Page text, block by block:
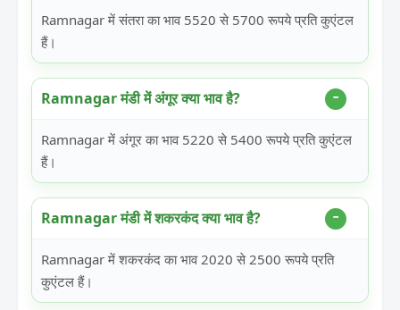
Ramnagar में संतरा का भाव 5520 से 5700 रूपये प्रति कुएंटल
हैं।
Ramnagar मंडी में अंगूर क्या भाव है?
Ramnagar में अंगूर का भाव 5220 से 5400 रूपये प्रति कुएंटल
हैं।
Ramnagar मंडी में शकरकंद क्या भाव है?
Ramnagar में शकरकंद का भाव 2020 से 2500 रूपये प्रति
कुएंटल हैं।